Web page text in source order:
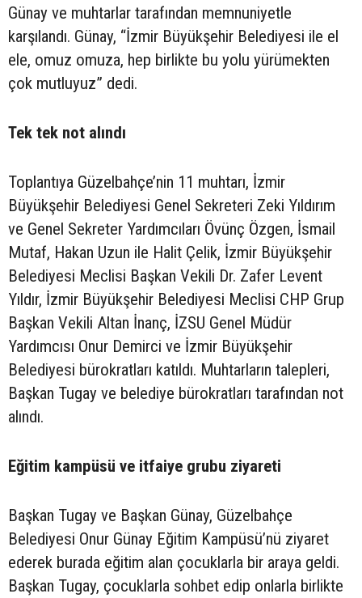
Günay ve muhtarlar tarafından memnuniyetle
karşılandı. Günay, “İzmir Büyükşehir Belediyesi ile el
ele, omuz omuza, hep birlikte bu yolu yürümekten
çok mutluyuz” dedi.
Tek tek not alındı
Toplantıya Güzelbahçe’nin 11 muhtarı, İzmir
Büyükşehir Belediyesi Genel Sekreteri Zeki Yıldırım
ve Genel Sekreter Yardımcıları Övünç Özgen, İsmail
Mutaf, Hakan Uzun ile Halit Çelik, İzmir Büyükşehir
Belediyesi Meclisi Başkan Vekili Dr. Zafer Levent
Yıldır, İzmir Büyükşehir Belediyesi Meclisi CHP Grup
Başkan Vekili Altan İnanç, İZSU Genel Müdür
Yardımcısı Onur Demirci ve İzmir Büyükşehir
Belediyesi bürokratları katıldı. Muhtarların talepleri,
Başkan Tugay ve belediye bürokratları tarafından not
alındı.
Eğitim kampüsü ve itfaiye grubu ziyareti
Başkan Tugay ve Başkan Günay, Güzelbahçe
Belediyesi Onur Günay Eğitim Kampüsü’nü ziyaret
ederek burada eğitim alan çocuklarla bir araya geldi.
Başkan Tugay, çocuklarla sohbet edip onlarla birlikte